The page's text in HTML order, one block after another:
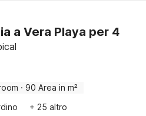
a Vera Playa per 4
· 90 Area in m²
+ 25 altro